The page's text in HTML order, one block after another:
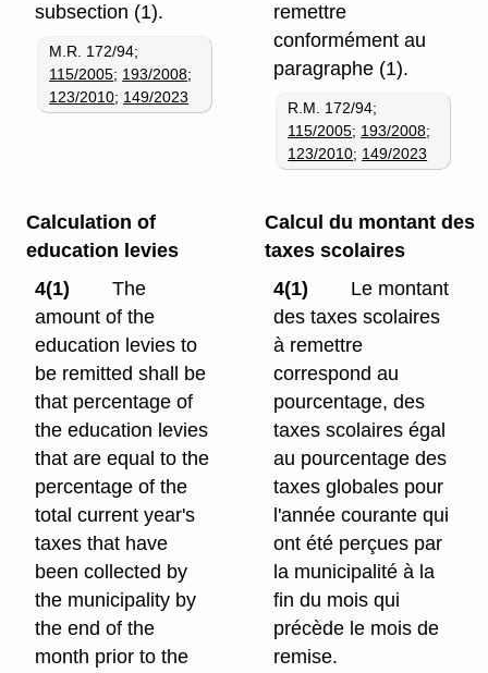
subsection (1).
M.R. 172/94;
115/2005; 193/2008;
123/2010; 149/2023
remettre
conformément au
paragraphe (1).
R.M. 172/94;
115/2005; 193/2008;
123/2010; 149/2023
Calculation of
education levies
4(1)
The
amount of the
education levies to
be remitted shall be
that percentage of
the education levies
that are equal to the
percentage of the
total current year's
taxes that have
been collected by
the municipality by
the end of the
month prior to the
Calcul du montant des
taxes scolaires
4(1)
Le montant
des taxes scolaires
à remettre
correspond au
pourcentage, des
taxes scolaires égal
au pourcentage des
taxes globales pour
l'année courante qui
ont été perçues par
la municipalité à la
fin du mois qui
précède le mois de
remise.